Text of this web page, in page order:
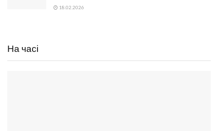
18.02.2026
На часі